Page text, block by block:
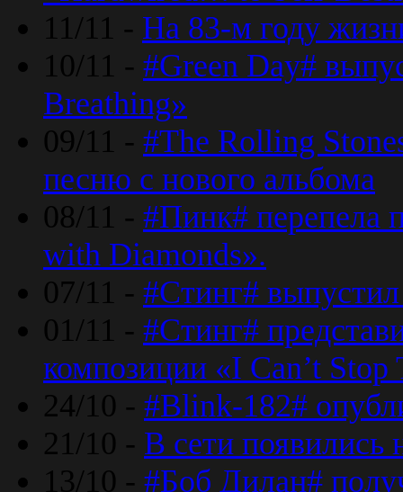
11/11 - На 83-м году
10/11 - #Green Day#
Breathing»
09/11 - #The Rolling
песню с нового альбома
08/11 - #Пинк# перепела
with Diamonds».
07/11 - #Стинг#
01/11 - #Стинг#
композиции «I Can’t
24/10 - #Blink-182#
21/10 - В сети появились
13/10 - #Боб Дилан#